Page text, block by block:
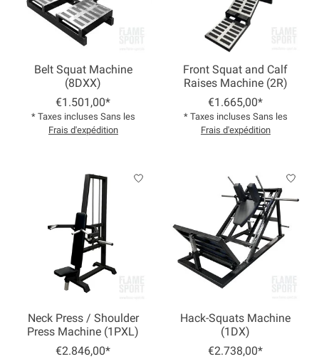
Belt Squat Machine
(8DXX)
€1.501,00*
* Taxes incluses Sans les
Frais d'expédition
Front Squat and Calf
Raises Machine (2R)
€1.665,00*
* Taxes incluses Sans les
Frais d'expédition
Neck Press / Shoulder
Press Machine (1PXL)
€2.846,00*
Hack-Squats Machine
(1DX)
€2.738,00*